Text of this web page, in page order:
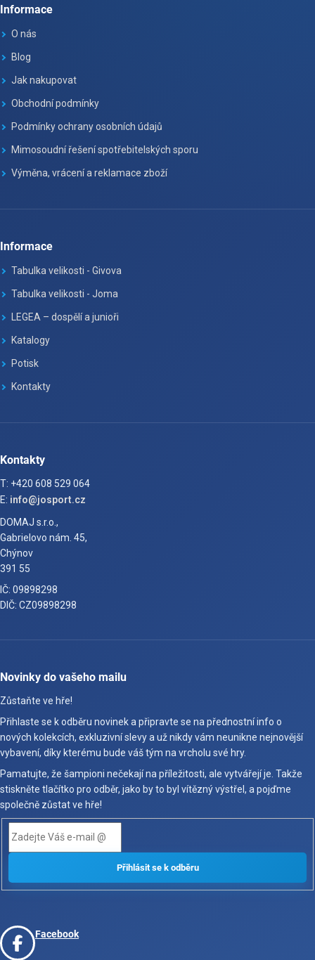
Informace
O nás
Blog
Jak nakupovat
Obchodní podmínky
Podmínky ochrany osobních údajů
Mimosoudní řešení spotřebitelských sporu
Výměna, vrácení a reklamace zboží
Informace
Tabulka velikosti - Givova
Tabulka velikosti - Joma
LEGEA – dospělí a junioři
Katalogy
Potisk
Kontakty
Kontakty
T: +420 608 529 064
E: info@josport.cz
DOMAJ s.r.o.,
Gabrielovo nám. 45,
Chýnov
391 55
IČ: 09898298
DIČ: CZ09898298
Novinky do vašeho mailu
Zůstaňte ve hře!
Přihlaste se k odběru novinek a připravte se na přednostní info o
nových kolekcích, exkluzivní slevy a už nikdy vám neunikne nejnovější
vybavení, díky kterému bude váš tým na vrcholu své hry.
Pamatujte, že šampioni nečekají na příležitosti, ale vytvářejí je. Takže
stiskněte tlačítko pro odběr, jako by to byl vítězný výstřel, a pojďme
společně zůstat ve hře!
Facebook